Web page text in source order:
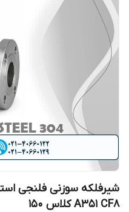
A351 CF8 کلاس 150